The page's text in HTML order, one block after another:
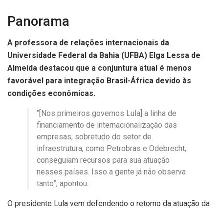
Panorama
A professora de relações internacionais da
Universidade Federal da Bahia (UFBA) Elga Lessa de
Almeida destacou que a conjuntura atual é menos
favorável para integração Brasil-África devido às
condições econômicas.
“[Nos primeiros governos Lula] a linha de
financiamento de internacionalização das
empresas, sobretudo do setor de
infraestrutura, como Petrobras e Odebrecht,
conseguiam recursos para sua atuação
nesses países. Isso a gente já não observa
tanto”, apontou.
O presidente Lula vem defendendo o retorno da atuação da